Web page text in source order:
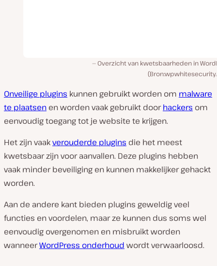
Overzicht van kwetsbaarheden in
Onveilige plugins kunnen gebruikt worden om malware
te plaatsen en worden vaak gebruikt doorhackers om
eenvoudig toegang tot je website te krijgen.
Het zijn vaakverouderde plugins die het meest
kwetsbaar zijn voor aanvallen. Deze plugins hebben
vaak minder beveiliging en kunnen makkelijker gehackt
worden.
Aan de andere kant bieden plugins geweldig veel
functies en voordelen, maar ze kunnen dus soms wel
eenvoudig overgenomen en misbruikt worden
wanneerWordPress onderhoud wordt verwaarloosd.